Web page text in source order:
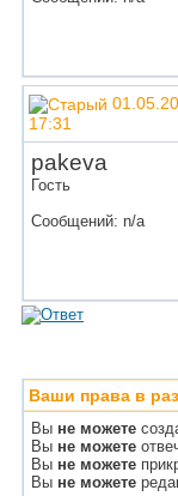
17:31
pakeva
Гость
Сообщений: n/a
Ваши права в
Вы не можете
Вы не можете
Вы не можете
Вы не можете